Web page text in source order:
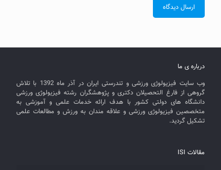
درباره ی ما
وب سایت فیزیولوژی ورزشی و تندرستی ایران در آذر ماه 1392 با تلاش
گروهی از فارغ التحصیلان دکتری و پژوهشگران رشته فیزیولوژی ورزشی
دانشگاه های دولتی کشور با هدف ارائه خدمات علمی و آموزشی به
متخصصین فیزیولوژی ورزشی و علاقه مندان به ورزش و مطالعات علمی
تشکیل گردید.
مقالات ISI